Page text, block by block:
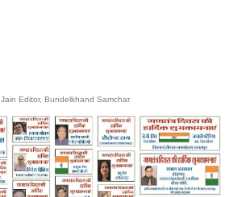
Editor, Bundelkhand Samchar